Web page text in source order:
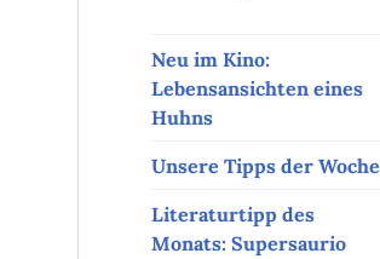
Neu im Kino:
Lebensansichten eines
Huhns
Unsere Tipps der Woche
Literaturtipp des
Monats: Supersaurio